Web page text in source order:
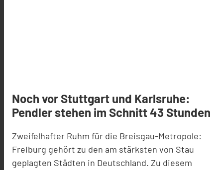
Noch vor Stuttgart und Karlsruhe:
Pendler stehen im Schnitt 43 Stunden
Zweifelhafter Ruhm für die Breisgau-Metropole:
Freiburg gehört zu den am stärksten von Stau
geplagten Städten in Deutschland. Zu diesem